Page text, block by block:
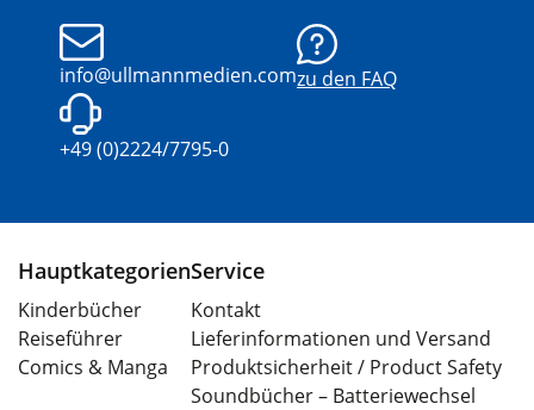
info@ullmannmedien.comzu den FAQ
+49 (0)2224/7795-0
Hauptkategorien
Kinderbücher
Reiseführer
Comics & Manga
Service
Kontakt
Lieferinformationen und Versand
Produktsicherheit / Product Safety
Soundbücher – Batteriewechsel